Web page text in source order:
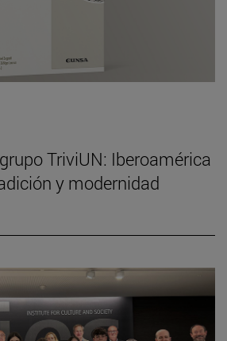
TriviUN: Iberoamérica
y modernidad